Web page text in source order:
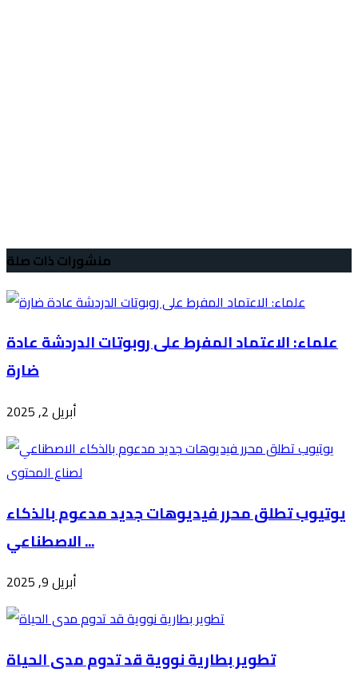
منشورات ذات صلة
علماء: الاعتماد المفرط على روبوتات الدردشة عادة
ضارة
أبريل 2, 2025
يوتيوب تطلق محرر فيديوهات جديد مدعوم بالذكاء
الاصطناعي ...
أبريل 9, 2025
تطوير بطارية نووية قد تدوم مدى الحياة